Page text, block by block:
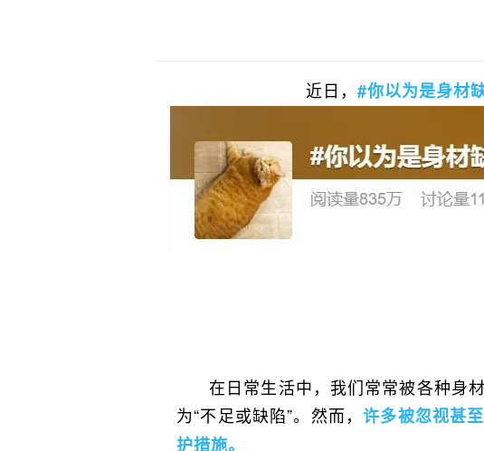
近日， #你以为是身材
在日常生活中，我们常常被各种身
为“不足或缺陷”。然而，许多被忽视甚
护措施。